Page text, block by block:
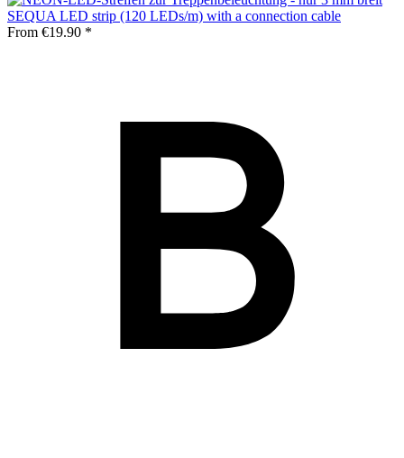
SEQUA LED strip (120 LEDs/m) with a connection cable
From €19.90 *